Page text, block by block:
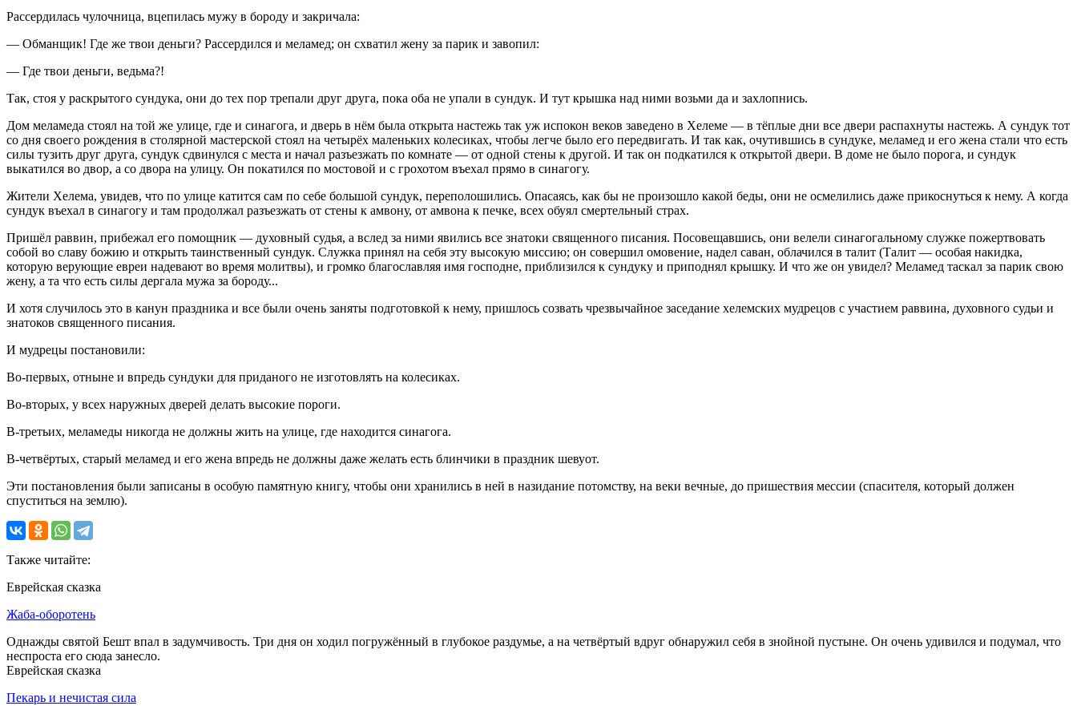
Рассердилась чулочница, вцепилась мужу в бороду и закричала:
— Обманщик! Где же твои деньги? Рассердился и меламед; он схватил жену за парик и завопил:
— Где твои деньги, ведьма?!
Так, стоя у раскрытого сундука, они до тех пор трепали друг друга, пока оба не упали в сундук. И тут крышка над ними возьми да и захлопнись.
Дом меламеда стоял на той же улице, где и синагога, и дверь в нём была открыта настежь так уж испокон веков заведено в Хелеме — в тёплые дни все двери распахнуты настежь. А сундук тот
со дня своего рождения в столярной мастерской стоял на четырёх маленьких колесиках, чтобы легче было его передвигать. И так как, очутившись в сундуке, меламед и его жена стали что есть
силы тузить друг друга, сундук сдвинулся с места и начал разъезжать по комнате — от одной стены к другой. И так он подкатился к открытой двери. В доме не было порога, и сундук
выкатился во двор, а со двора на улицу. Он покатился по мостовой и с грохотом въехал прямо в синагогу.
Жители Хелема, увидев, что по улице катится сам по себе большой сундук, переполошились. Опасаясь, как бы не произошло какой беды, они не осмелились даже прикоснуться к нему. А когда
сундук въехал в синагогу и там продолжал разъезжать от стены к амвону, от амвона к печке, всех обуял смертельный страх.
Пришёл раввин, прибежал его помощник — духовный судья, а вслед за ними явились все знатоки священного писания. Посовещавшись, они велели синагогальному служке пожертвовать
собой во славу божию и открыть таинственный сундук. Служка принял на себя эту высокую миссию; он совершил омовение, надел саван, облачился в талит (Талит — особая накидка,
которую верующие евреи надевают во время молитвы), и громко благославляя имя господне, приблизился к сундуку и приподнял крышку. И что же он увидел? Меламед таскал за парик свою
жену, а та что есть силы дергала мужа за бороду...
И хотя случилось это в канун праздника и все были очень заняты подготовкой к нему, пришлось созвать чрезвычайное заседание хелемских мудрецов с участием раввина, духовного судьи и
знатоков священного писания.
И мудрецы постановили:
Во-первых, отныне и впредь сундуки для приданого не изготовлять на колесиках.
Во-вторых, у всех наружных дверей делать высокие пороги.
В-третьих, меламеды никогда не должны жить на улице, где находится синагога.
В-четвёртых, старый меламед и его жена впредь не должны даже желать есть блинчики в праздник шевуот.
Эти постановления были записаны в особую памятную книгу, чтобы они хранились в ней в назидание потомству, на веки вечные, до пришествия мессии (спасителя, который должен
спуститься на землю).
Также читайте:
Еврейская сказка
Жаба-оборотень
Однажды святой Бешт впал в задумчивость. Три дня он ходил погружённый в глубокое раздумье, а на четвёртый вдруг обнаружил себя в знойной пустыне. Он очень удивился и подумал, что
неспроста его сюда занесло.
Еврейская сказка
Пекарь и нечистая сила